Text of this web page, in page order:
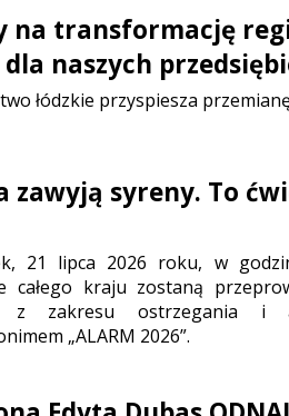
na transformację
dla naszych
łódzkie przyspiesza
zawyją syreny. To
21 lipca 2026 roku, w
całego kraju zostaną
z zakresu ostrzegania i
„ALARM 2026”.